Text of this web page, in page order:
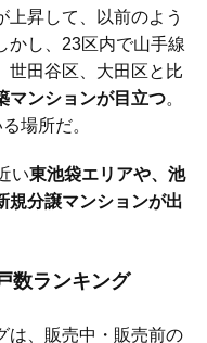
上昇して、以前のよう
かし、23区内で山手線
世田谷区、大田区と比
マンションが目立つ。
場所だ。
い東池袋エリアや、池
規分譲マンションが出
数ランキング
、販売中・販売前の